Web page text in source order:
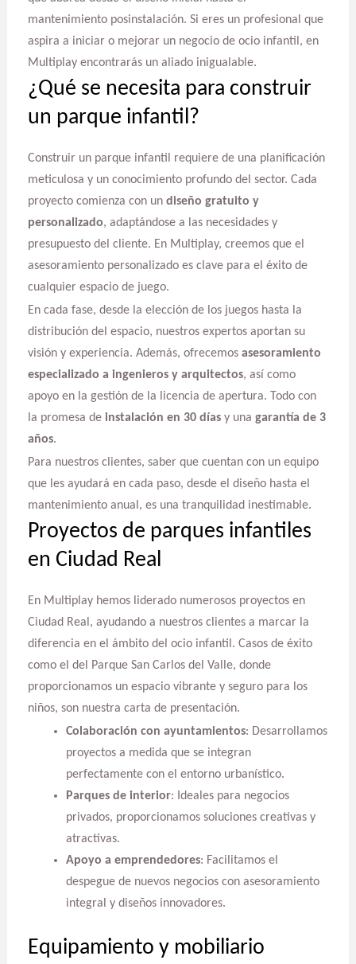
mantenimiento posinstalación. Si eres un profesional que
aspira a iniciar o mejorar un negocio de ocio infantil, en
Multiplay encontrarás un aliado inigualable.
¿Qué se necesita para construir
un parque infantil?
Construir un parque infantil requiere de una planificación
meticulosa y un conocimiento profundo del sector. Cada
proyecto comienza con un diseño gratuito y
personalizado, adaptándose a las necesidades y
presupuesto del cliente. En Multiplay, creemos que el
asesoramiento personalizado es clave para el éxito de
cualquier espacio de juego.
En cada fase, desde la elección de los juegos hasta la
distribución del espacio, nuestros expertos aportan su
visión y experiencia. Además, ofrecemos asesoramiento
especializado a ingenieros y arquitectos, así como
apoyo en la gestión de la licencia de apertura. Todo con
la promesa de instalación en 30 díasy una garantía de 3
años.
Para nuestros clientes, saber que cuentan con un equipo
que les ayudará en cada paso, desde el diseño hasta el
mantenimiento anual, es una tranquilidad inestimable.
Proyectos de parques infantiles
en Ciudad Real
En Multiplay hemos liderado numerosos proyectos en
Ciudad Real, ayudando a nuestros clientes a marcar la
diferencia en el ámbito del ocio infantil. Casos de éxito
como el del Parque San Carlos del Valle, donde
proporcionamos un espacio vibrante y seguro para los
niños, son nuestra carta de presentación.
Colaboración con ayuntamientos: Desarrollamos
proyectos a medida que se integran
perfectamente con el entorno urbanístico.
Parques de interior: Ideales para negocios
privados, proporcionamos soluciones creativas y
atractivas.
Apoyo a emprendedores: Facilitamos el
despegue de nuevos negocios con asesoramiento
integral y diseños innovadores.
Equipamiento y mobiliario